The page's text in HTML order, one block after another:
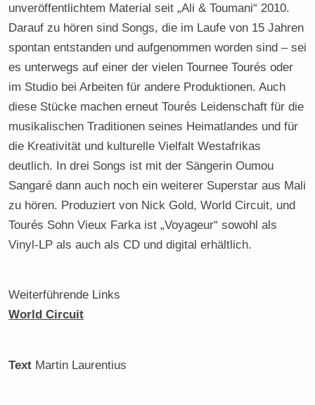
unveröffentlichtem Material seit „Ali & Toumani“ 2010.
Darauf zu hören sind Songs, die im Laufe von 15 Jahren
spontan entstanden und aufgenommen worden sind – sei
es unterwegs auf einer der vielen Tournee Tourés oder
im Studio bei Arbeiten für andere Produktionen. Auch
diese Stücke machen erneut Tourés Leidenschaft für die
musikalischen Traditionen seines Heimatlandes und für
die Kreativität und kulturelle Vielfalt Westafrikas
deutlich. In drei Songs ist mit der Sängerin Oumou
Sangaré dann auch noch ein weiterer Superstar aus Mali
zu hören. Produziert von Nick Gold, World Circuit, und
Tourés Sohn Vieux Farka ist „Voyageur“ sowohl als
Vinyl-LP als auch als CD und digital erhältlich.
Weiterführende Links
World Circuit
Text Martin Laurentius